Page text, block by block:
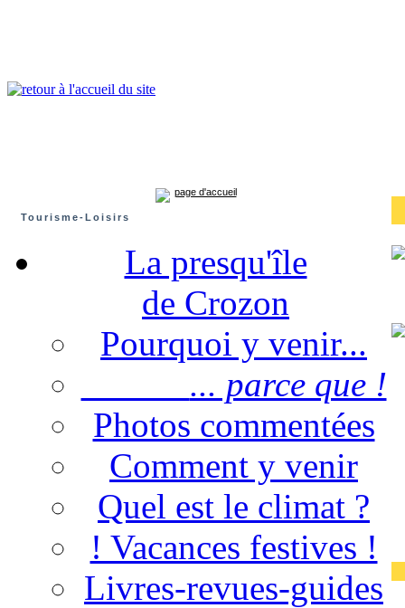
page d'accueil
Tourisme-Loisirs
La presqu'île
de Crozon
Pourquoi y venir...
... parce que !
Photos commentées
Comment y venir
Quel est le climat ?
! Vacances festives !
Livres-revues-guides